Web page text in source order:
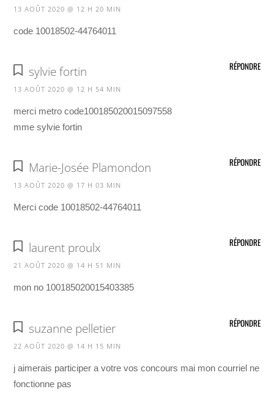
13 AOÛT 2020 @ 12 H 20 MIN
code 10018502-44764011
sylvie fortin
13 AOÛT 2020 @ 12 H 54 MIN
merci metro code100185020015097558
mme sylvie fortin
RÉPONDRE
Marie-Josée Plamondon
13 AOÛT 2020 @ 17 H 03 MIN
Merci code 10018502-44764011
RÉPONDRE
laurent proulx
21 AOÛT 2020 @ 14 H 51 MIN
mon no 100185020015403385
RÉPONDRE
suzanne pelletier
22 AOÛT 2020 @ 14 H 15 MIN
j aimerais participer a votre vos concours mai mon courriel ne
fonctionne pas
RÉPONDRE